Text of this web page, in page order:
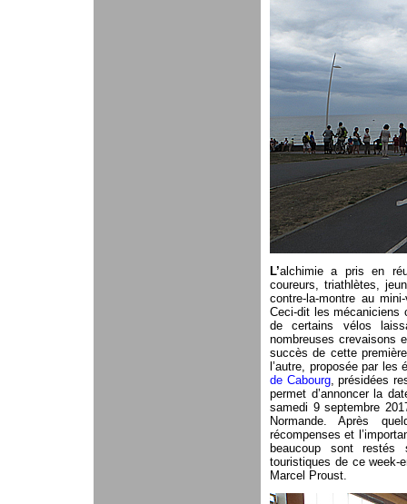
L’alchimie a pris en
coureurs, triathlètes,
contre-la-montre au
Ceci-dit les mécaniciens
de certains vélos
nombreuses crevaisons
succès de cette
l’autre, proposée par les
de Cabourg, présidées
permet d’annoncer la
samedi 9 septembre
Normande. Après
récompenses et
beaucoup sont
touristiques de ce week-
Marcel Proust.